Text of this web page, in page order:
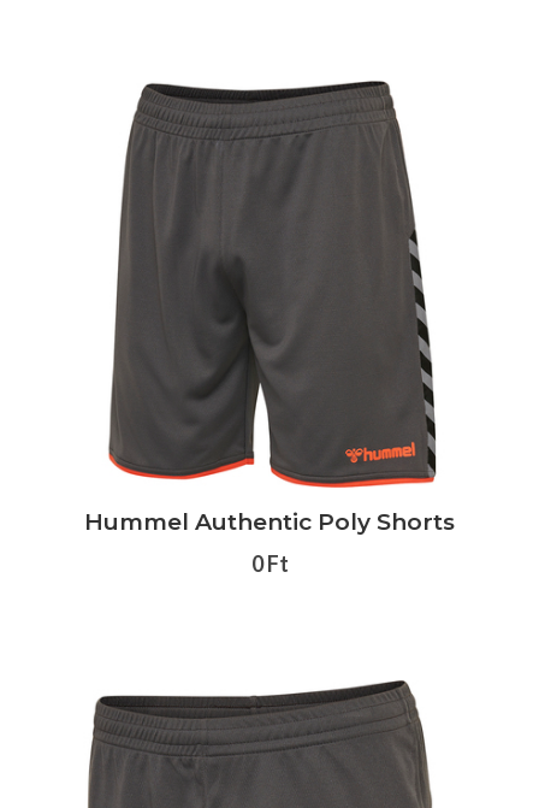
Hummel Authentic Poly Shorts
0 Ft